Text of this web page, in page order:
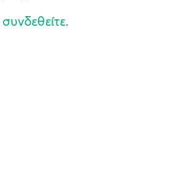
συνδεθείτε.